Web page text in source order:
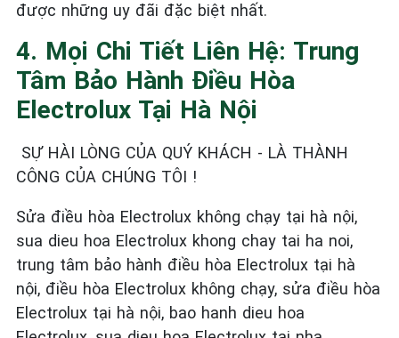
được những uy đãi đặc biệt nhất.
4. Mọi Chi Tiết Liên Hệ: Trung
Tâm Bảo Hành Điều Hòa
Electrolux Tại Hà Nội
SỰ HÀI LÒNG CỦA QUÝ KHÁCH - LÀ THÀNH
CÔNG CỦA CHÚNG TÔI !
Sửa điều hòa Electrolux không chạy tại hà nội,
sua dieu hoa Electrolux khong chay tai ha noi,
trung tâm bảo hành điều hòa Electrolux tại hà
nội, điều hòa Electrolux không chạy, sửa điều hòa
Electrolux tại hà nội, bao hanh dieu hoa